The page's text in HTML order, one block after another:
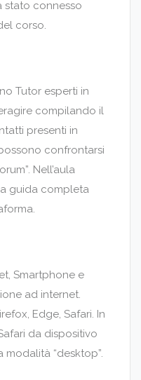
stato connesso
corso.
Tutor esperti in
compilando il
presenti in
confrontarsi
Nell’aula
guida completa
Smartphone e
ad internet.
Edge, Safari. In
da dispositivo
modalità “desktop”.